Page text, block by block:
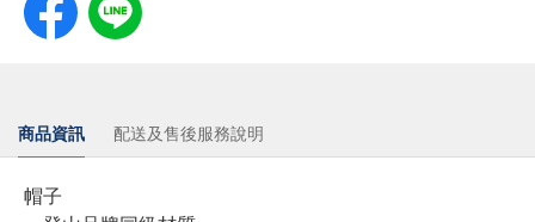
商品資訊 配送及售後服務說明
帽子